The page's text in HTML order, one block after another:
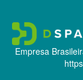
Empresa